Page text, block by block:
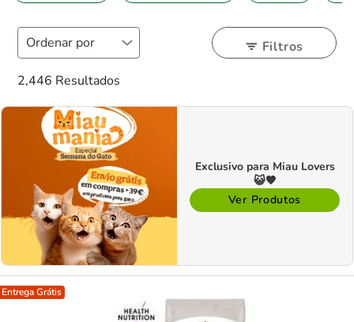
Filtros
2,446 Resultados
Exclusivo para Miau Lovers
😺🧡
Ver Produtos
Entrega Grátis